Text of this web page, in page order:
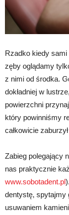
Rzadko kiedy
zęby oglądamy
z nimi od środka.
dokładniej w
powierzchni
który powinniśmy
całkowicie
Zabieg polegający
nas praktycznie
www.sobotadent.pl
dentystę, spytajmy
usuwaniem